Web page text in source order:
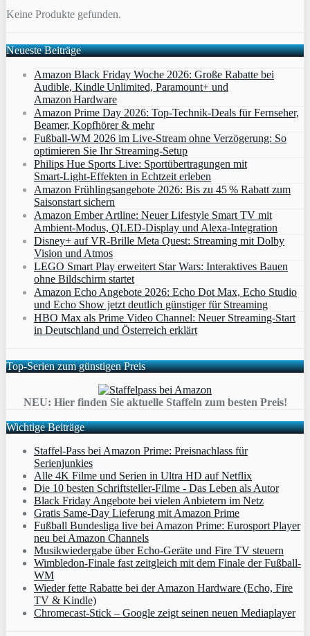
Keine Produkte gefunden.
Neueste Beiträge
Amazon Black Friday Woche 2026: Große Rabatte bei
Audible, Kindle Unlimited, Paramount+ und
Amazon Hardware
Amazon Prime Day 2026: Top-Technik-Deals für Fernseher,
Beamer, Kopfhörer & mehr
Fußball-WM 2026 im Live-Stream ohne Verzögerung: So
optimieren Sie Ihr Streaming-Setup
Philips Hue Sports Live: Sportübertragungen mit
Smart‑Light‑Effekten in Echtzeit erleben
Amazon Frühlingsangebote 2026: Bis zu 45 % Rabatt zum
Saisonstart sichern
Amazon Ember Artline: Neuer Lifestyle Smart TV mit
Ambient‑Modus, QLED‑Display und Alexa‑Integration
Disney+ auf VR-Brille Meta Quest: Streaming mit Dolby
Vision und Atmos
LEGO Smart Play erweitert Star Wars: Interaktives Bauen
ohne Bildschirm startet
Amazon Echo Angebote 2026: Echo Dot Max, Echo Studio
und Echo Show jetzt deutlich günstiger für Streaming
HBO Max als Prime Video Channel: Neuer Streaming‑Start
in Deutschland und Österreich erklärt
Top-Serien zum günstigen Preis
NEU: Hier finden Sie aktuelle Staffeln zum besten Preis!
Wichtige Beiträge
Staffel-Pass bei Amazon Prime: Preisnachlass für
Serienjunkies
Alle 4K Filme und Serien in Ultra HD auf Netflix
Die 10 besten Schriftsteller-Filme - Das Leben als Autor
Black Friday Angebote bei vielen Anbietern im Netz
Gratis Same-Day Lieferung mit Amazon Prime
Fußball Bundesliga live bei Amazon Prime: Eurosport Player
neu bei Amazon Channels
Musikwiedergabe über Echo-Geräte und Fire TV steuern
Wimbledon-Finale fast zeitgleich mit dem Finale der Fußball-
WM
Wieder fette Rabatte bei der Amazon Hardware (Echo, Fire
TV & Kindle)
Chromecast-Stick – Google zeigt seinen neuen Mediaplayer